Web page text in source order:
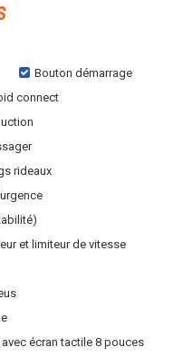
Bouton démarrage
connect
rideaux
et limiteur de vitesse
écran tactile 8 pouces